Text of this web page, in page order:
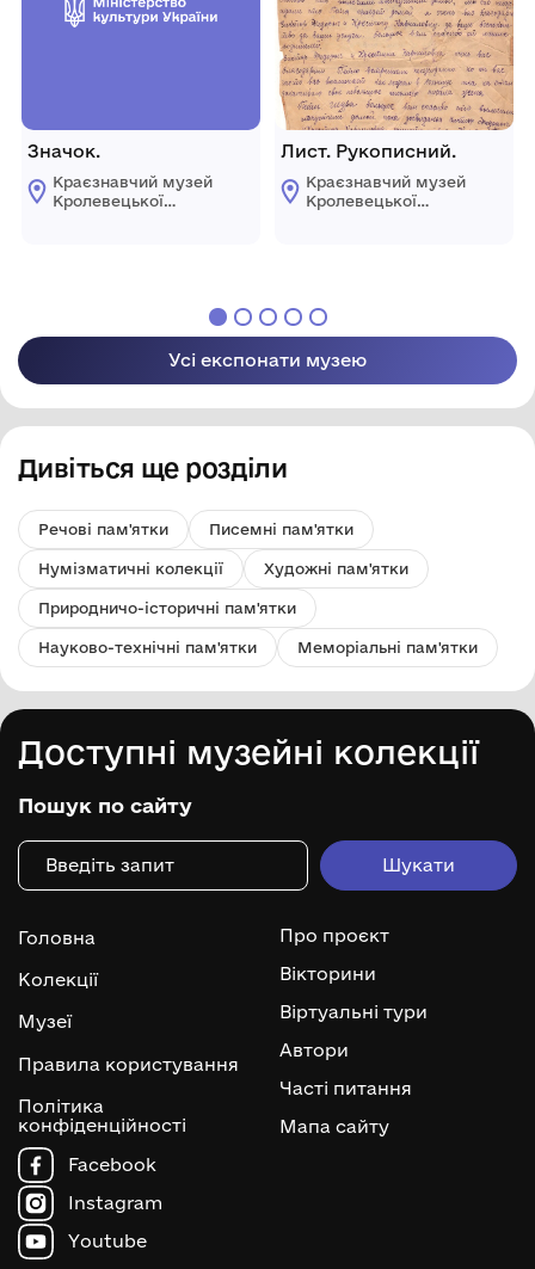
Значок.
Краєзнавчий музей
Кролевецької
Лист. Рукописний.
Краєзнавчий музей
Кролевецької
Усі експонати музею
Дивіться ще розділи
Речові пам'ятки Писемні пам'ятки
Нумізматичні колекції Художні пам'ятки
Природничо-історичні пам'ятки
Науково-технічні пам'ятки Меморіальні пам'ятки
Доступні музейні колекції
Пошук по сайту
Головна
Колекції
Музеї
Правила користування
Політика
конфіденційності
Про проєкт
Вікторини
Віртуальні тури
Автори
Часті питання
Мапа сайту
Facebook
Instagram
Youtube